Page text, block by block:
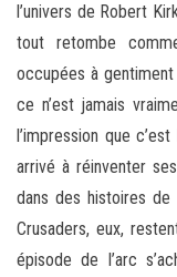
l’univers de Robert
tout retombe
occupées à
ce n’est jamais
l’impression que
arrivé à réinventer
dans des histoires
Crusaders, eux,
épisode de l’arc